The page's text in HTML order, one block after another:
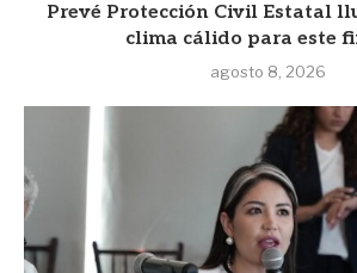
Prevé Protección Civil Estatal
clima cálido para este
agosto 8, 2026